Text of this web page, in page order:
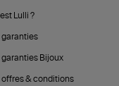
Lulli ?
garanties
garanties Bijoux
offres & conditions